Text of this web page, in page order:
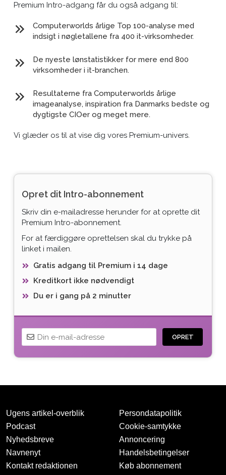
Premium Intro-adgang får du også adgang til:
Computerworlds årlige Top 100-analyse med
indsigt i nøgletallene fra 400 it-virksomheder.
De nyeste lønstatistikker for mere end 800
virksomheder i it-branchen.
Resultaterne fra Computerworlds årlige
imageanalyse, inspiration fra Danmarks bedste og
dygtigste CIOer og meget mere.
Vi glæder os til at vise dig vores Premium-univers.
Opret dit Intro-abonnement
Skriv din e-mailadresse herunder for at oprette dit
Premium Intro-abonnement.
For at færdiggøre oprettelsen skal du trykke på
linket i mailen.
Gratis adgang til Premium i 14 dage
Kreditkort ikke nødvendigt
Du er i gang på 2 minutter
OPRET
Tak for oprettelsen
Ugens artikel-overblik
Podcast
Nyhedsbreve
Navnenyt
Kontakt redaktionen
Persondatapolitik
Cookie-samtykke
Annoncering
Handelsbetingelser
Køb abonnement